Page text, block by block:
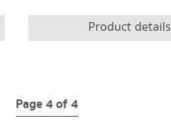
Product details
Page 4 of 4